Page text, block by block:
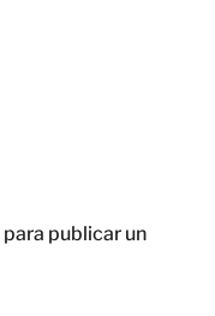
para publicar un